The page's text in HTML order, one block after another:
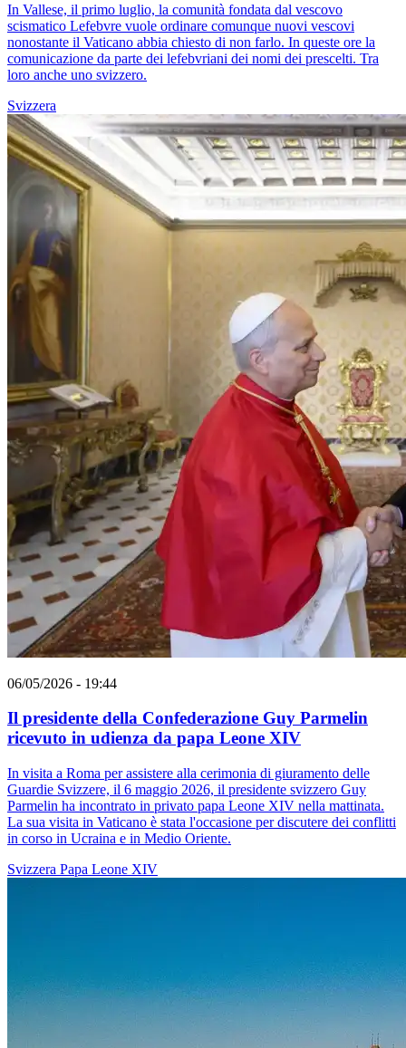
In Vallese, il primo luglio, la comunità fondata dal vescovo
scismatico Lefebvre vuole ordinare comunque nuovi vescovi
nonostante il Vaticano abbia chiesto di non farlo. In queste ore la
comunicazione da parte dei lefebvriani dei nomi dei prescelti. Tra
loro anche uno svizzero.
Svizzera
06/05/2026 - 19:44
Il presidente della Confederazione Guy Parmelin
ricevuto in udienza da papa Leone XIV
In visita a Roma per assistere alla cerimonia di giuramento delle
Guardie Svizzere, il 6 maggio 2026, il presidente svizzero Guy
Parmelin ha incontrato in privato papa Leone XIV nella mattinata.
La sua visita in Vaticano è stata l'occasione per discutere dei conflitti
in corso in Ucraina e in Medio Oriente.
Svizzera Papa Leone XIV